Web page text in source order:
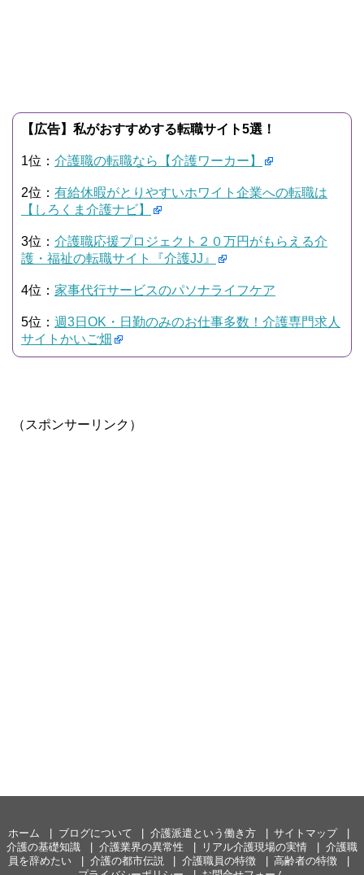
【広告】私がおすすめする転職サイト5選！
1位： 介護職の転職なら【介護ワーカー】
2位： 有給休暇がとりやすいホワイト企業への転職は
【しろくま介護ナビ】
3位： 介護職応援プロジェクト２０万円がもらえる介
護・福祉の転職サイト『介護JJ』
4位： 家事代行サービスのパソナライフケア
5位： 週3日OK・日勤のみのお仕事多数！介護専門求人
サイトかいご畑
（スポンサーリンク）
ホーム ブログについて 介護派遣という働き方
サイトマップ
介護の基礎知識
介護業界の異常性 リアル介護現場の実情
介護職
員を辞めたい
介護の都市伝説 介護職員の特徴
高齢者の特徴